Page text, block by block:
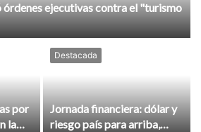
ejecutivas contra el "turismo
por
la
Destacada
Jornada financiera: dólar y
riesgo país para arriba,